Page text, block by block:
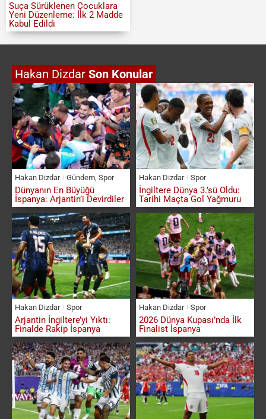
Suça Sürüklenen Çocuklara
Yeni Düzenleme: İlk 2 Madde
Kabul Edildi
Hakan Dizdar Son Konular
Hakan Dizdar Gündem, Spor
Dünyanın En Büyüğü
İspanya: Arjantin’i Devirdiler
Hakan Dizdar Spor
İngiltere Dünya 3.’sü Oldu:
Tarihi Maçta Gol Yağmuru
Hakan Dizdar Spor
Arjantin İngiltere’yi Yıktı:
Finalde Rakip İspanya
Hakan Dizdar Spor
2026 Dünya Kupası’nda İlk
Finalist İspanya